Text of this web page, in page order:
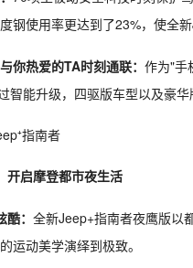
钢使用率更达到了23%，使全
你热爱的TA时刻通联： 作为"手
智能升级，四驱版车型以及豪
开启摩登都市夜生活
： 全新Jeep+指南者夜鹰版以
运动美学演绎到极致。